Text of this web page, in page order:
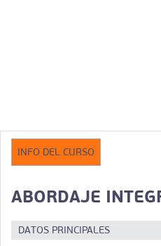
INFO DEL CURSO
ABORDAJE
DATOS PRINCIPALES